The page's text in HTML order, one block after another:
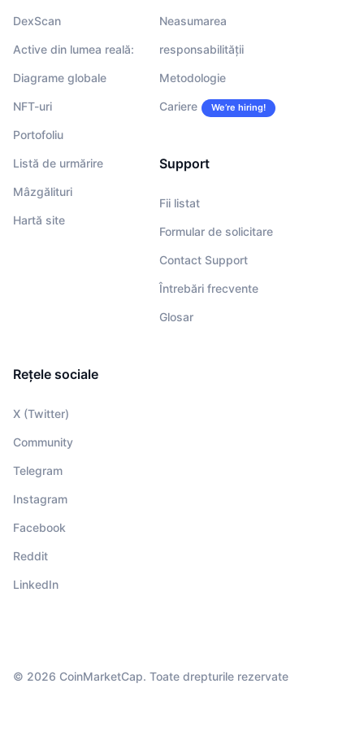
DexScan
Active din lumea reală:
Diagrame globale
NFT-uri
Portofoliu
Listă de urmărire
Mâzgălituri
Hartă site
Neasumarea
responsabilității
Metodologie
Cariere We’re hiring!
Support
Fii listat
Formular de solicitare
Contact Support
Întrebări frecvente
Glosar
Rețele sociale
X (Twitter)
Community
Telegram
Instagram
Facebook
Reddit
LinkedIn
© 2026 CoinMarketCap. Toate drepturile rezervate